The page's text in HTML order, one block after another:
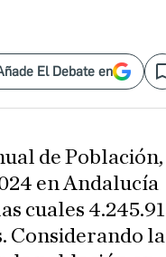
El Debate en
de Población,
en Andalucía
cuales
Considerando la